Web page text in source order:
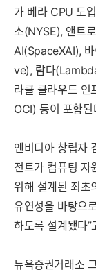
가 베라 CPU 도
소(NYSE), 앤트
AI(SpaceXAI),
ve), 람다
라클 클라우드
OCI) 등이 포함된
엔비디아 창립자
전트가 컴퓨팅 자
위해 설계된 최초
유연성을 바탕으
하도록 설계됐다”
뉴욕증권거래소